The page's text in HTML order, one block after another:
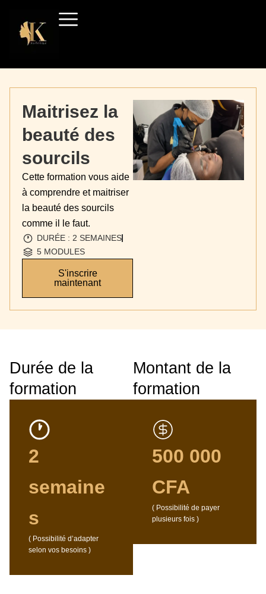
contenu
Maitrisez la
beauté des
sourcils
Cette formation vous aide
à comprendre et maitriser
la beauté des sourcils
comme il le faut.
DURÉE : 2 SEMAINES
5 MODULES
S'inscrire
maintenant
Durée de la
formation
2
semaine
s
( Possibilité d’adapter
selon vos besoins )
Montant de la
formation
500 000
CFA
( Possibilité de payer
plusieurs fois )